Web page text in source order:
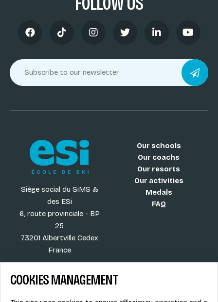
Siège social du SiMS &
des ESi
6, route provinciale - BP
25
73201 Albertville Cedex
France
Our schools
Our coachs
Our resorts
Our activities
Medals
FAQ
COOKIES MANAGEMENT